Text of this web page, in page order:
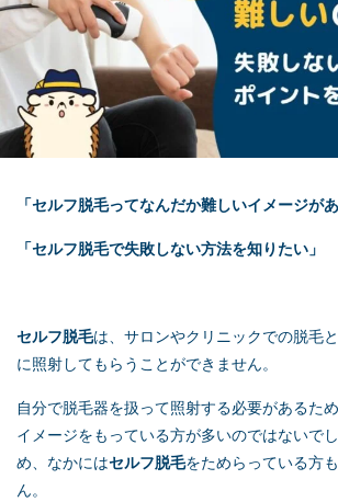
「セルフ脱毛ってなんだか難しいイメージがあ
「セルフ脱毛で失敗しない方法を知りたい」
セルフ脱毛は、サロンやクリニックでの脱毛
に照射してもらうことができません。
自分で脱毛器を扱って照射する必要があるた
イメージをもっている方が多いのではないで
め、なかにはセルフ脱毛をためらっている方
ん。